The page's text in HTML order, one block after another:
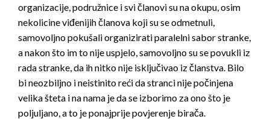
organizacije, podružnice i svi članovi su na okupu, osim
nekolicine viđenijih članova koji su se odmetnuli,
samovoljno pokušali organizirati paralelni sabor stranke,
a nakon što im to nije uspjelo, samovoljno su se povukli iz
rada stranke, da ih nitko nije isključivao iz članstva. Bilo
bi neozbiljno i neistinito reći da stranci nije počinjena
velika šteta i na nama je da se izborimo za ono što je
poljuljano, a to je ponajprije povjerenje birača.